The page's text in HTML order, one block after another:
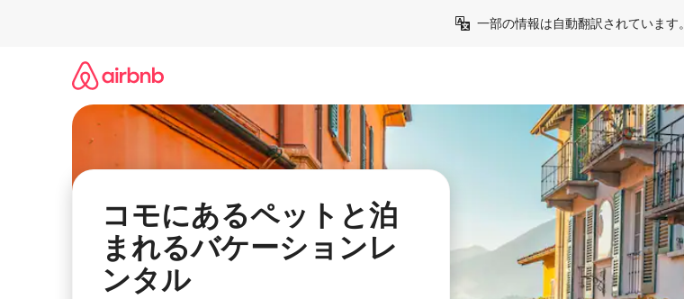
一部の情報は自動翻訳されています。
コモにあるペットと泊
まれるバケーションレ
ンタル